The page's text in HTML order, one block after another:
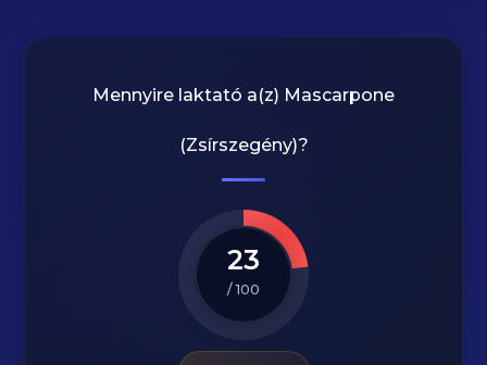
Mennyire laktató a(z) Mascarpone
(Zsírszegény)?
23
/ 100